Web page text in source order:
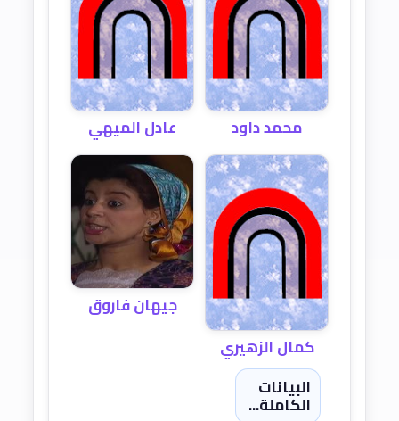
محمد داود عادل الميهي
كمال الزهيري
جيهان فاروق
البيانات
الكاملة...